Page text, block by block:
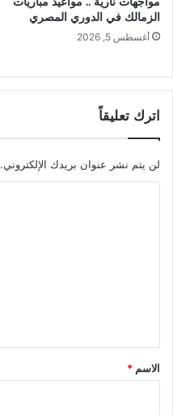
الزمالك في الدوري المصري
أغسطس 5, 2026
اترك تعليقاً
لن يتم نشر عنوان بريدك الإلكتروني.
*
الاسم *